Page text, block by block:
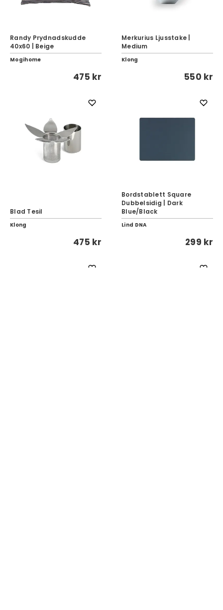
Randy Prydnadskudde
40x60 | Beige
Mogihome
475 kr
Merkurius Ljusstake |
Medium
Klong
550 kr
Blad Tesil
Klong
475 kr
Bordstablett Square
Dubbelsidig | Dark
Blue/Black
Lind DNA
299 kr